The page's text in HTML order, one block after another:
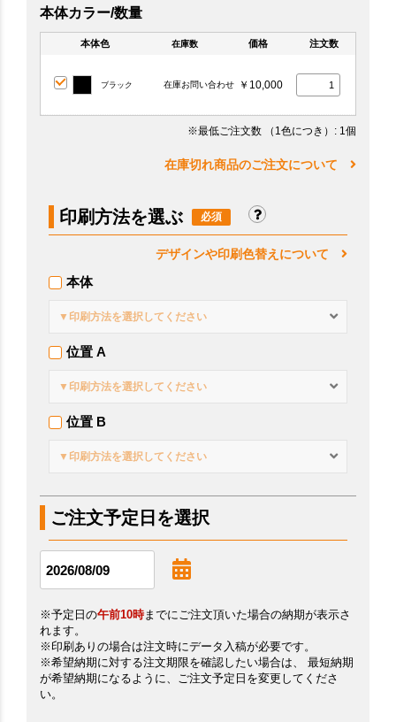
本体カラー/数量
本体色 在庫数 価格 注文数
ブラック 在庫お問い合わせ ￥10,000
※最低ご注文数 （1色につき） : 1個
在庫切れ商品のご注文について
印刷方法を選ぶ
デザインや印刷色替えについて
本体
▼印刷方法を選択してください
位置 A
▼印刷方法を選択してください
位置 B
▼印刷方法を選択してください
ご注文予定日を選択
※予定日の午前10時までにご注文頂いた場合の納期が表示さ
れます。
※印刷ありの場合は注文時にデータ入稿が必要です。
※希望納期に対する注文期限を確認したい場合は、 最短納期
が希望納期になるように、ご注文予定日を変更してくださ
い。